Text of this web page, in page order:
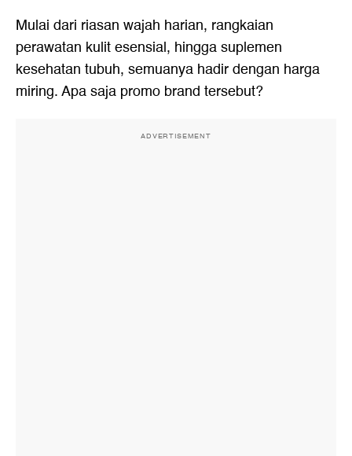
Mulai dari riasan wajah harian, rangkaian
perawatan kulit esensial, hingga suplemen
kesehatan tubuh, semuanya hadir dengan harga
miring. Apa saja promo brand tersebut?
ADVERTISEMENT